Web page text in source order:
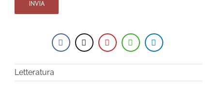
Letteratura